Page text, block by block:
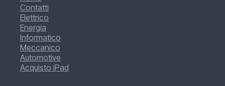
Contatti
Elettrico
Energia
Informatico
Meccanico
Automotive
Acquisto iPad